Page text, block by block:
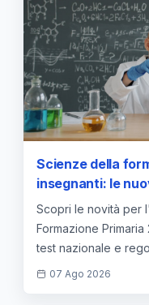
Scienze della
insegnanti: le
e le soglie di
Scopri le novità per
Formazione
test nazionale e
idonei.
07 Ago 2026